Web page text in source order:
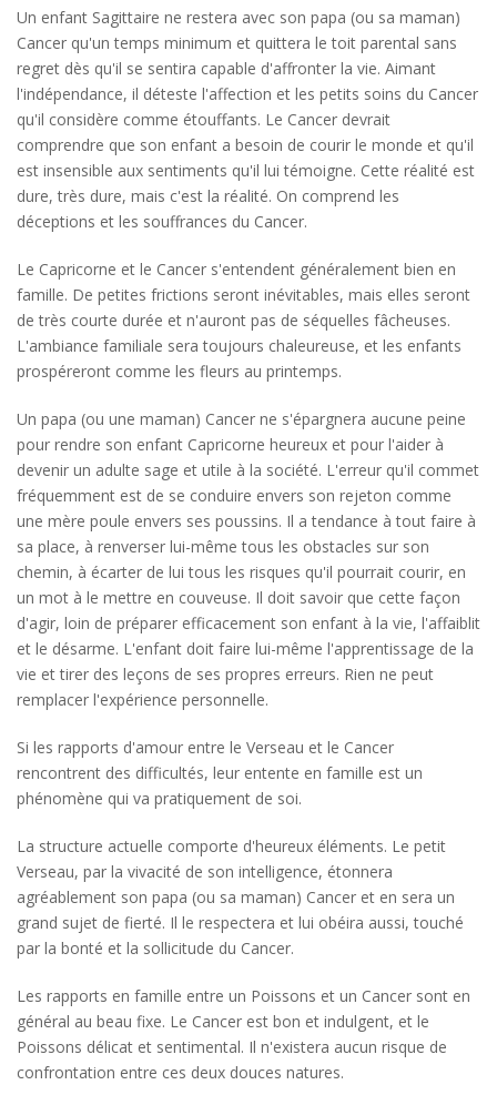
Un enfant Sagittaire ne restera avec son papa (ou sa maman)
Cancer qu'un temps minimum et quittera le toit parental sans
regret dès qu'il se sentira capable d'affronter la vie. Aimant
l'indépendance, il déteste l'affection et les petits soins du Cancer
qu'il considère comme étouffants. Le Cancer devrait
comprendre que son enfant a besoin de courir le monde et qu'il
est insensible aux sentiments qu'il lui témoigne. Cette réalité est
dure, très dure, mais c'est la réalité. On comprend les
déceptions et les souffrances du Cancer.
Le Capricorne et le Cancer s'entendent généralement bien en
famille. De petites frictions seront inévitables, mais elles seront
de très courte durée et n'auront pas de séquelles fâcheuses.
L'ambiance familiale sera toujours chaleureuse, et les enfants
prospéreront comme les fleurs au printemps.
Un papa (ou une maman) Cancer ne s'épargnera aucune peine
pour rendre son enfant Capricorne heureux et pour l'aider à
devenir un adulte sage et utile à la société. L'erreur qu'il commet
fréquemment est de se conduire envers son rejeton comme
une mère poule envers ses poussins. Il a tendance à tout faire à
sa place, à renverser lui-même tous les obstacles sur son
chemin, à écarter de lui tous les risques qu'il pourrait courir, en
un mot à le mettre en couveuse. Il doit savoir que cette façon
d'agir, loin de préparer efficacement son enfant à la vie, l'affaiblit
et le désarme. L'enfant doit faire lui-même l'apprentissage de la
vie et tirer des leçons de ses propres erreurs. Rien ne peut
remplacer l'expérience personnelle.
Si les rapports d'amour entre le Verseau et le Cancer
rencontrent des difficultés, leur entente en famille est un
phénomène qui va pratiquement de soi.
La structure actuelle comporte d'heureux éléments. Le petit
Verseau, par la vivacité de son intelligence, étonnera
agréablement son papa (ou sa maman) Cancer et en sera un
grand sujet de fierté. Il le respectera et lui obéira aussi, touché
par la bonté et la sollicitude du Cancer.
Les rapports en famille entre un Poissons et un Cancer sont en
général au beau fixe. Le Cancer est bon et indulgent, et le
Poissons délicat et sentimental. Il n'existera aucun risque de
confrontation entre ces deux douces natures.